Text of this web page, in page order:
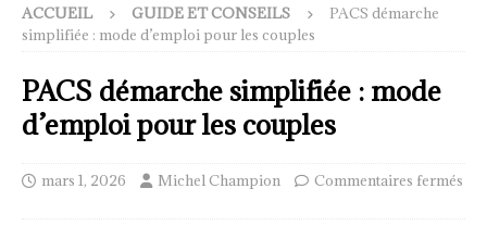
ACCUEIL GUIDE ET CONSEILS
PACS démarche
simplifiée : mode d’emploi pour les couples
PACS démarche simplifiée : mode
d’emploi pour les couples
mars 1, 2026 Michel Champion Commentaires fermés